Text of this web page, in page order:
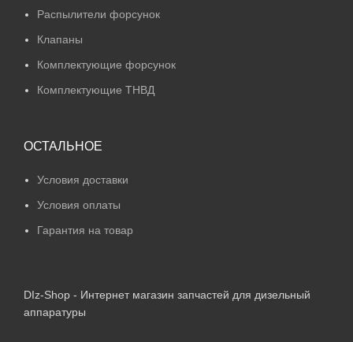
Распылители форсунок
Клапаны
Комплектующие форсунок
Комплектующие ТНВД
ОСТАЛЬНОЕ
Условия доставки
Условия оплаты
Гарантия на товар
DIz-Shop - Интернет магазин запчастей для дизельный
аппаратуры